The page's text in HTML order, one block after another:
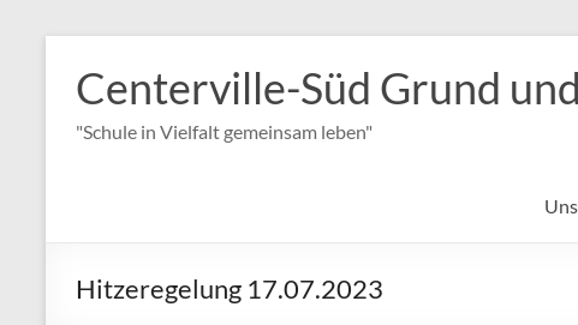
Inhalt
springen
Centerville-Süd Grund
"Schule in Vielfalt gemeinsam leben"
Hitzeregelung 17.07.2023